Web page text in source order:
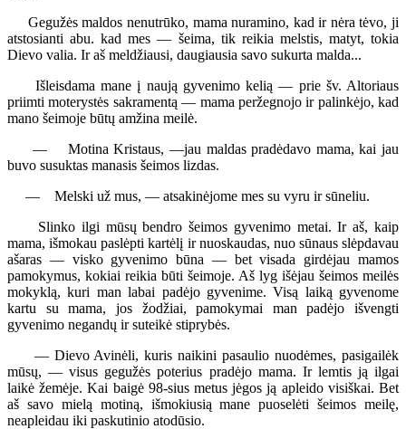
Gegužės maldos nenutrūko, mama nuramino, kad ir nėra tėvo, ji
atstosianti abu. kad mes — šeima, tik reikia melstis, matyt, tokia
Dievo valia. Ir aš meldžiausi, daugiausia savo sukurta malda...
Išleisdama mane į naują gyvenimo kelią — prie šv. Altoriaus
priimti moterystės sakramentą — mama peržegnojo ir palinkėjo, kad
mano šeimoje būtų amžina meilė.
— Motina Kristaus, —jau maldas pradėdavo mama, kai jau
buvo susuktas manasis šeimos lizdas.
— Melski už mus, — atsakinėjome mes su vyru ir sūneliu.
Slinko ilgi mūsų bendro šeimos gyvenimo metai. Ir aš, kaip
mama, išmokau paslėpti kartėlį ir nuoskaudas, nuo sūnaus slėpdavau
ašaras — visko gyvenimo būna — bet visada girdėjau mamos
pamokymus, kokiai reikia būti šeimoje. Aš lyg išėjau šeimos meilės
mokyklą, kuri man labai padėjo gyvenime. Visą laiką gyvenome
kartu su mama, jos žodžiai, pamokymai man padėjo išvengti
gyvenimo negandų ir suteikė stiprybės.
— Dievo Avinėli, kuris naikini pasaulio nuodėmes, pasigailėk
mūsų, — visus gegužės poterius pradėjo mama. Ir lemtis ją ilgai
laikė žemėje. Kai baigė 98-sius metus jėgos ją apleido visiškai. Bet
aš savo mielą motiną, išmokiusią mane puoselėti šeimos meilę,
neapleidau iki paskutinio atodūsio.